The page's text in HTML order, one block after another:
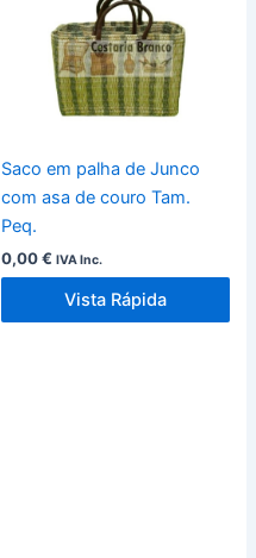
Saco em palha de Junco
com asa de couro Tam.
Peq.
0,00€ IVA Inc.
Vista Rápida